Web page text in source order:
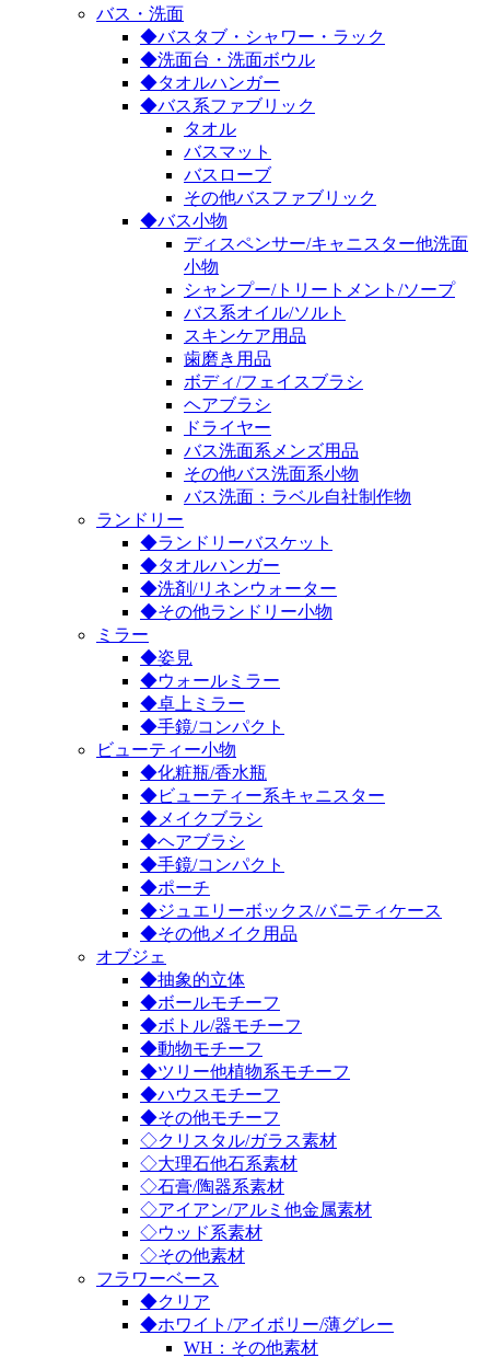
バス・洗面
◆バスタブ・シャワー・ラック
◆洗面台・洗面ボウル
◆タオルハンガー
◆バス系ファブリック
タオル
バスマット
バスローブ
その他バスファブリック
◆バス小物
ディスペンサー/キャニスター他洗面
小物
シャンプー/トリートメント/ソープ
バス系オイル/ソルト
スキンケア用品
歯磨き用品
ボディ/フェイスブラシ
ヘアブラシ
ドライヤー
バス洗面系メンズ用品
その他バス洗面系小物
バス洗面：ラベル自社制作物
ランドリー
◆ランドリーバスケット
◆タオルハンガー
◆洗剤/リネンウォーター
◆その他ランドリー小物
ミラー
◆姿見
◆ウォールミラー
◆卓上ミラー
◆手鏡/コンパクト
ビューティー小物
◆化粧瓶/香水瓶
◆ビューティー系キャニスター
◆メイクブラシ
◆ヘアブラシ
◆手鏡/コンパクト
◆ポーチ
◆ジュエリーボックス/バニティケース
◆その他メイク用品
オブジェ
◆抽象的立体
◆ボールモチーフ
◆ボトル/器モチーフ
◆動物モチーフ
◆ツリー他植物系モチーフ
◆ハウスモチーフ
◆その他モチーフ
◇クリスタル/ガラス素材
◇大理石他石系素材
◇石膏/陶器系素材
◇アイアン/アルミ他金属素材
◇ウッド系素材
◇その他素材
フラワーベース
◆クリア
◆ホワイト/アイボリー/薄グレー
WH：その他素材